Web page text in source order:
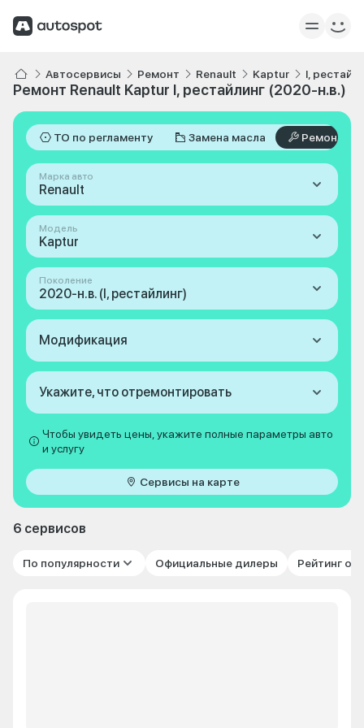
Автосервисы Ремонт Renault Kaptur I,
Ремонт Renault Kaptur I, рестайлинг (2020-н.в.)
ТО по регламенту Замена масла Ремонт
Марка авто
Renault
Модель
Kaptur
Поколение
2020-н.в. (I, рестайлинг)
Модификация
Укажите, что отремонтировать
Чтобы увидеть цены, укажите полные параметры авто
и услугу
Сервисы на карте
6 сервисов
По популярности Официальные дилеры Рейтинг